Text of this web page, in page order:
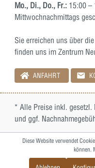
Mo., Di., Do., Fr.: 15:00 –
Mittwochnachmittags
Sie erreichen uns über
finden uns im Zentrum
ANFAHRT
* Alle Preise inkl. gesetzl.
und ggf.
Diese Website verwendet
können.